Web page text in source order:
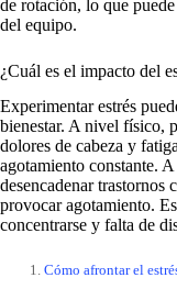
de rotación, lo que
del equipo.
¿Cuál es el impacto del
Experimentar estrés
bienestar. A nivel físico,
dolores de cabeza y
agotamiento constante.
desencadenar trastornos
provocar agotamiento.
concentrarse y falta de
Cómo afrontar el